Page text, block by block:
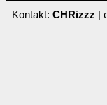
Kontakt: CHRizzz |